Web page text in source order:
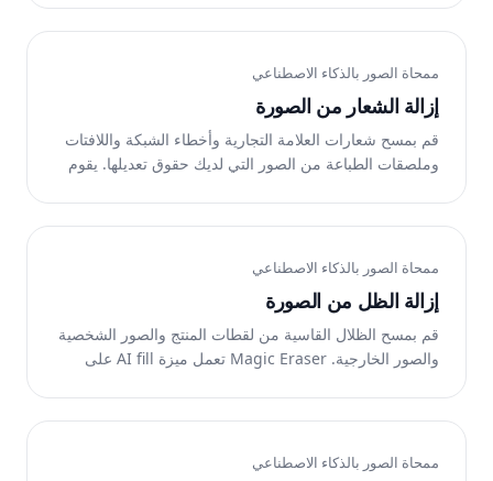
ممحاة الصور بالذكاء الاصطناعي
إزالة الشعار من الصورة
قم بمسح شعارات العلامة التجارية وأخطاء الشبكة واللافتات
وملصقات الطباعة من الصور التي لديك حقوق تعديلها. يقوم
ممحاة الصور بالذكاء الاصطناعي
إزالة الظل من الصورة
قم بمسح الظلال القاسية من لقطات المنتج والصور الشخصية
والصور الخارجية. Magic Eraser تعمل ميزة AI fill على
ممحاة الصور بالذكاء الاصطناعي